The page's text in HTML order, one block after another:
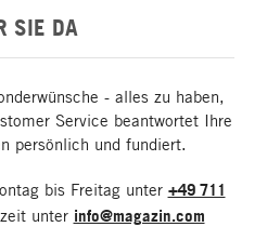
SIE DA
- alles zu haben,
Service beantwortet Ihre
persönlich und fundiert.
bis Freitag unter +49 711
unter info@magazin.com